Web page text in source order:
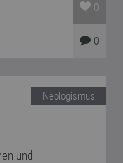
0
0
Neologismus
und